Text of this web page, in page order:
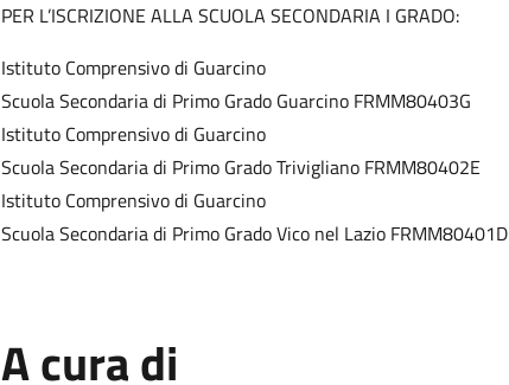
PER L’ISCRIZIONE ALLA SCUOLA SECONDARIA I GRADO:
Istituto Comprensivo di Guarcino
Scuola Secondaria di Primo Grado Guarcino FRMM80403G
Istituto Comprensivo di Guarcino
Scuola Secondaria di Primo Grado Trivigliano FRMM80402E
Istituto Comprensivo di Guarcino
Scuola Secondaria di Primo Grado Vico nel Lazio FRMM80401D
A cura di